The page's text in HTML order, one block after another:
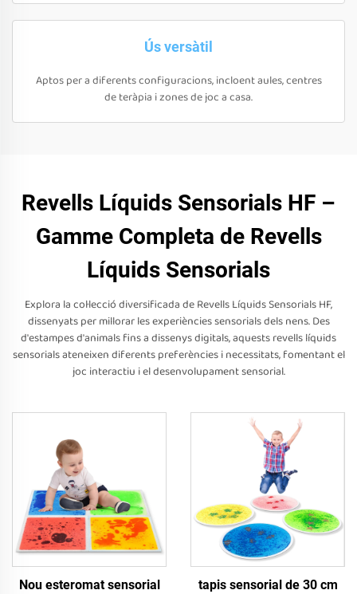
Ús versàtil
Aptos per a diferents configuracions, incloent aules, centres
de teràpia i zones de joc a casa.
Revells Líquids Sensorials HF –
Gamme Completa de Revells
Líquids Sensorials
Explora la col·lecció diversificada de Revells Líquids Sensorials HF,
dissenyats per millorar les experiències sensorials dels nens. Des
d'estampes d'animals fins a dissenys digitals, aquests revells líquids
sensorials ateneixen diferents preferències i necessitats, fomentant el
joc interactiu i el desenvolupament sensorial.
Nou esteromat sensorial
tapis sensorial de 30 cm